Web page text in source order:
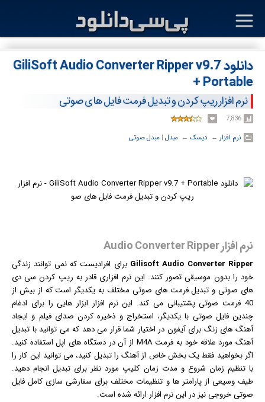
دانلود GiliSoft Audio Converter Ripper v9.7
+ Portable
نرم افزار ریپ کردن و تبدیل فرمت فایل های صوتی
7,836
نرم افزار ← ‏ دیسک ← ‏ مبدل ‏| مبدل صوتی
نرم افزار Audio Converter Ripper
Gilisoft Audio Converter Ripper برای افرادیست که نمی توانند زندگی
خود را بدون موسیقی تصور کنند. ایننرم افزاری قادر به ریپ کردن سی دی
های صوتی و تبدیل فرمت های صوتی مختلف به یکدیگر است که از بیش از
40 فرمت صوتی پشتیبانی می کند. این نرم افزار ابزار هایی را برای ادغام
چندین فایل صوتی با یکدیگر، استخراج و ذخیره کردن صدایفیلم و ایجاد
آهنگ های زنگ برای آیفون در اختیار شما قرار می دهد که می توانید با تبدیل
آهنگ مورد علاقه خود به فرمت M4A از آن در دستگاه های اپل استفاده کنید.
اگر بخواهید فقط یک بخش خاص از آهنگ را تبدیل کنید، می توانید این کار را
با تنظیم زمان شروع و مدت زمان کلیپ مورد نظر برای تبدیل انجام دهید.
طیف وسیعی از پارامتر ها و تنظیمات مختلف برای سفارشی سازی کامل فایل
صوتی خروجی نیز در این نرم افزار ارائه شده است.